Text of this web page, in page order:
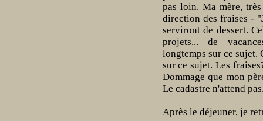
pas loin. Ma mère,
direction des fraises -
serviront de dessert.
projets... de
longtemps sur ce sujet.
sur ce sujet. Les
Dommage que mon
Le cadastre n'attend
Après le déjeuner, je